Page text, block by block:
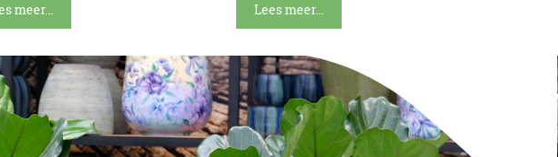
meer... Lees meer...